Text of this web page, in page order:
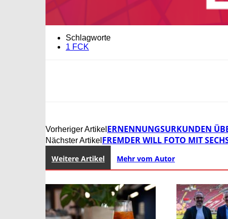
Schlagworte
1 FCK
Vorheriger Artikel ERNENNUNGSURKUNDEN
Nächster Artikel FREMDER WILL FOTO MIT
Weitere Artikel Mehr vom Autor